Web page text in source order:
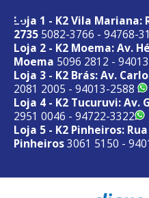
Loja 1 - K2 Vila Mariana:
2735 5082-3766 - 94768-
Loja 2 - K2 Moema: Av.
Moema 5096 2812 -
Loja 3 - K2 Brás: Av.
2081 2005 - 94013-2588
Loja 4 - K2 Tucuruvi: Av.
2951 0046 - 94722-3322
Loja 5 - K2 Pinheiros:
Pinheiros3061 5150 -